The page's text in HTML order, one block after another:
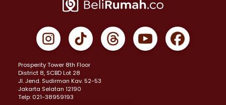
Properti Dijual di Jakarta Pusat >
Properti Dijual di Gambir >
Properti Dijual di Johar Baru >
Properti Dijual di Menteng >
Properti Dijual di Senen >
Properti Dijual di Tanah Abang >
Properti Dijual di Cikini >
Prosperity Tower 8th Floor
District 8, SCBD Lot 28
JI. Jend. Sudirman Kav. 52-53
Jakarta Selatan 12190
Telp: 021-38959193